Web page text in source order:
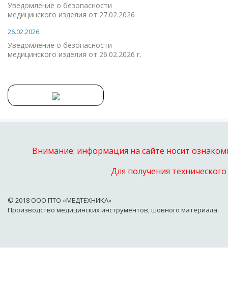
Уведомление о безопасности
медицинского изделия от 27.02.2026
26.02.2026
Уведомление о безопасности
медицинского изделия от 26.02.2026 г.
Внимание: информация на сайте носит
Для получения
© 2018 OOO ПТО «МЕДТЕХНИКА»
Производство медицинских инструментов, шовного материала.